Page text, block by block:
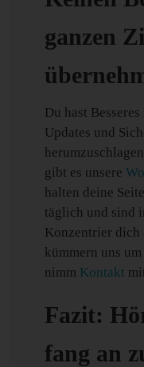
ganzen
Du hast
Updates und
gibt es unsere
halten deine
täglich und sind
Konzentrier dich
kümmern uns
nimm Kontakt
Fazit:
fang an